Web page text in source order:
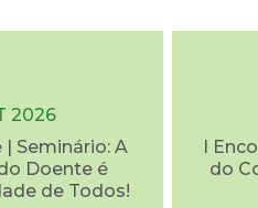
2026
Seminário: A
Doente é
de Todos!
I
do